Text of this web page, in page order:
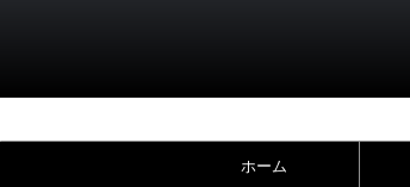
ホーム